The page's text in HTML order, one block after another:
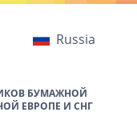
Russia
БУМАЖНОЙ
ЕВРОПЕ И СНГ